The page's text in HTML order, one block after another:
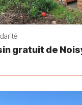
gratuit de